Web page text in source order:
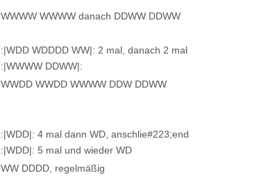
WWWW WWWW danach DDWW DDWW
:|WDD WDDDD WW|: 2 mal, danach 2 mal
:|WWWW DDWW|:
WWDD WWDD WWWW DDW DDWW
:|WDD|: 4 mal dann WD, anschlie#223;end
:|WDD|: 5 mal und wieder WD
WW DDDD, regelmäßig